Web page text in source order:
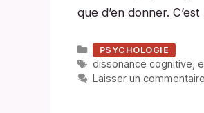
que d’en donner.
Catégories
PSYCHOLOGIE
Étiquettes
dissonance cognitive,
Laisser un commentaire